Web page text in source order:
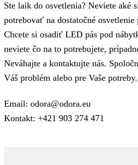
Ste laik do osvetlenia? Neviete aké
potrebovať na dostatočné osvetlenie
Chcete si osadiť LED pás pod
neviete čo na to potrebujete,
Neváhajte a kontaktujte nás.
Váš problém alebo pre Vaše
Email: odora@odora.eu
Kontakt: +421 903 274 471